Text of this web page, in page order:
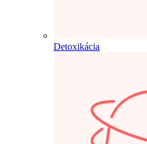
Detoxikácia